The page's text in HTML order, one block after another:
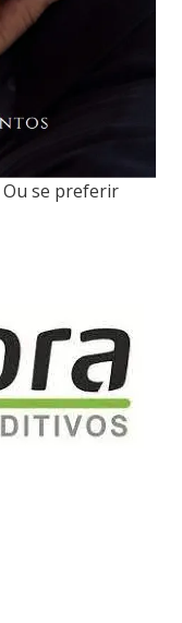
Ou se preferir